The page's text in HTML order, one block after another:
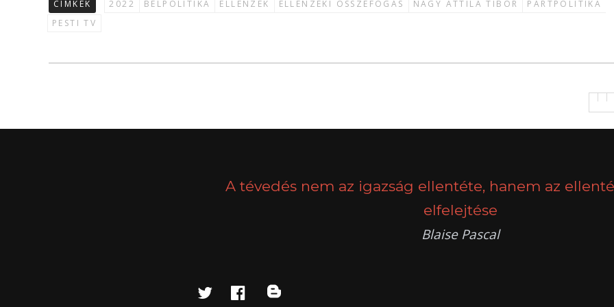
CÍMKÉK 2022 BELPOLITIKA ELLENZÉK ELLENZÉKI ÖSSZEFOGÁS NAGY ATTILA TIBOR
PÁRTPOLITIKA
PESTI TV
A tévedés nem az igazság ellentéte, hanem az
elfelejtése
Blaise Pascal
twitterfacebook
blog